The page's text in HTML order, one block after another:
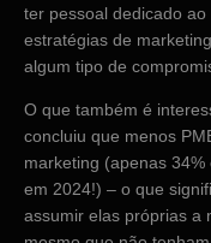
ter pessoal dedicado
estratégias de
algum tipo de
O que também é
concluiu que menos
marketing (apenas
em 2024!) – o que
assumir elas próprias a